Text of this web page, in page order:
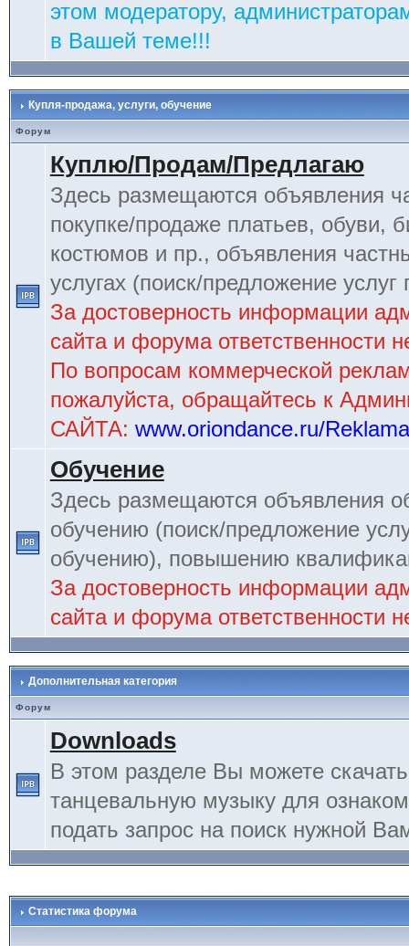
этом модератору,
в Вашей теме!!!
Купля-продажа, услуги, обучение
Форум
Куплю/Продам/Предлагаю
Здесь размещаются объявления
покупке/продаже платьев, обуви,
костюмов и пр., объявления
услугах (поиск/предложение
За достоверность информации
сайта и форума ответственности
По вопросам коммерческой
пожалуйста, обращайтесь к
САЙТА: www.oriondance.ru/Reklama
Обучение
Здесь размещаются объявления
обучению (поиск/предложение
обучению), повышению
За достоверность информации
сайта и форума ответственности
Дополнительная категория
Форум
Downloads
В этом разделе Вы можете
танцевальную музыку для
подать запрос на поиск нужной
Статистика форума